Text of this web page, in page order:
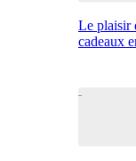
Le plaisir
cadeaux